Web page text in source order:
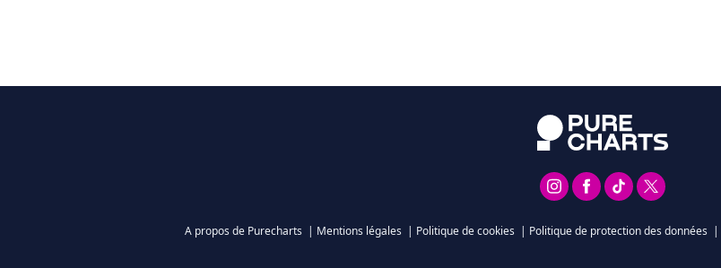
A propos de Purecharts | Mentions légales | Politique de cookies | Politique de protection des données |